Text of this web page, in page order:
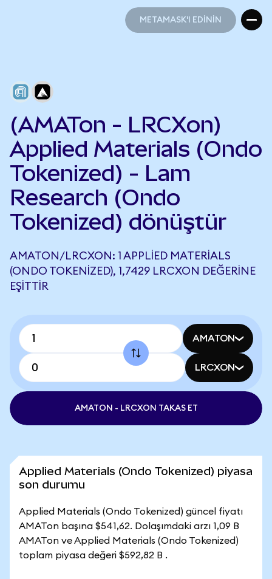
METAMASK'I EDİNİN
(AMATon - LRCXon)
Applied Materials (Ondo
Tokenized) - Lam
Research (Ondo
Tokenized) dönüştür
AMATON/LRCXON: 1 APPLIED MATERIALS
(ONDO TOKENIZED), 1,7429 LRCXON DEĞERINE
EŞITTIR
AMATON
LRCXON
AMATON - LRCXON TAKAS ET
Applied Materials (Ondo Tokenized) piyasa
son durumu
Applied Materials (Ondo Tokenized) güncel fiyatı
AMATon başına $541,62. Dolaşımdaki arzı 1,09 B
AMATon ve Applied Materials (Ondo Tokenized)
toplam piyasa değeri $592,82 B .